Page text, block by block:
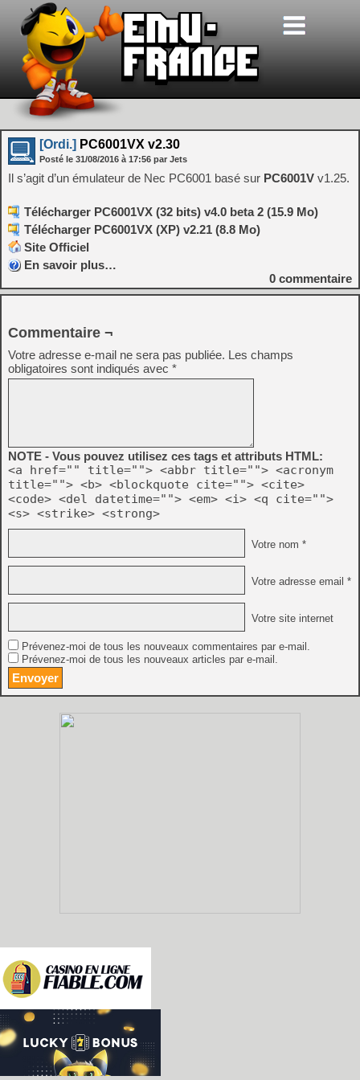
[Ordi.] PC6001VX v2.30
Posté le 31/08/2016 à 17:56 par Jets
Il s’agit d’un émulateur de Nec PC6001 basé sur PC6001V v1.25.
Télécharger PC6001VX (32 bits) v4.0 beta 2 (15.9 Mo)
Télécharger PC6001VX (XP) v2.21 (8.8 Mo)
Site Officiel
En savoir plus…
0 commentaire
Commentaire ¬
Votre adresse e-mail ne sera pas publiée. Les champs
obligatoires sont indiqués avec *
NOTE - Vous pouvez utilisez ces tags et attributs HTML:
<a href="" title=""> <abbr title=""> <acronym
title=""> <b> <blockquote cite=""> <cite>
<code> <del datetime=""> <em> <i> <q cite="">
<s> <strike> <strong>
Votre nom *
Votre adresse email *
Votre site internet
Prévenez-moi de tous les nouveaux commentaires par e-mail.
Prévenez-moi de tous les nouveaux articles par e-mail.